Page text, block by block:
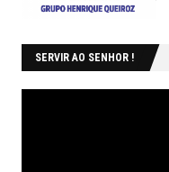
SERVIR AO SENHOR !